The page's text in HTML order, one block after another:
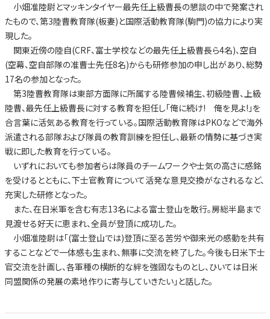
小畑准陸尉とマッキンタイヤー最先任上級曹長の懇談の中で発案され
たもので、第3陸曹教育隊(板妻)と国際活動教育隊(駒門)の協力により実
現した。
関東近傍の陸自(CRF、富士学校などの最先任上級曹長ら4名)、空自
(空幕、空自部隊の准曹士先任8名)からも研修参加の申し出があり、総勢
17名の参加となった。
第3陸曹教育隊は東部方面隊に所属する陸曹候補生、初級陸曹、上級
陸曹、最先任上級曹長に対する教育を担任し「俺に続け! 俺を見よ!」を
合言葉に活気ある教育を行っている。国際活動教育隊はPKOなどで海外
派遣される部隊および隊員の教育訓練を担任し、最新の情勢に基づき実
戦に即した教育を行っている。
いずれにおいても参加者らは隊員のチームワークや士気の高さに感銘
を受けるとともに、下士官教育について活発な意見交換がなされるなど、
充実した研修となった。
また、在日米軍を含む有志13名による富士登山を敢行。房総半島まで
見渡せる好天に恵まれ、全員が登頂に成功した。
小畑准陸尉は「(富士登山では)登頂に至る苦労や御来光の感動を共有
することなどで一体感も生まれ、無事に交流を終了した。今後も日米下士
官交流を計画し、各軍種の横断的な絆を強固なものとし、ひいては日米
同盟関係の発展の素地作りに寄与していきたい」と話した。